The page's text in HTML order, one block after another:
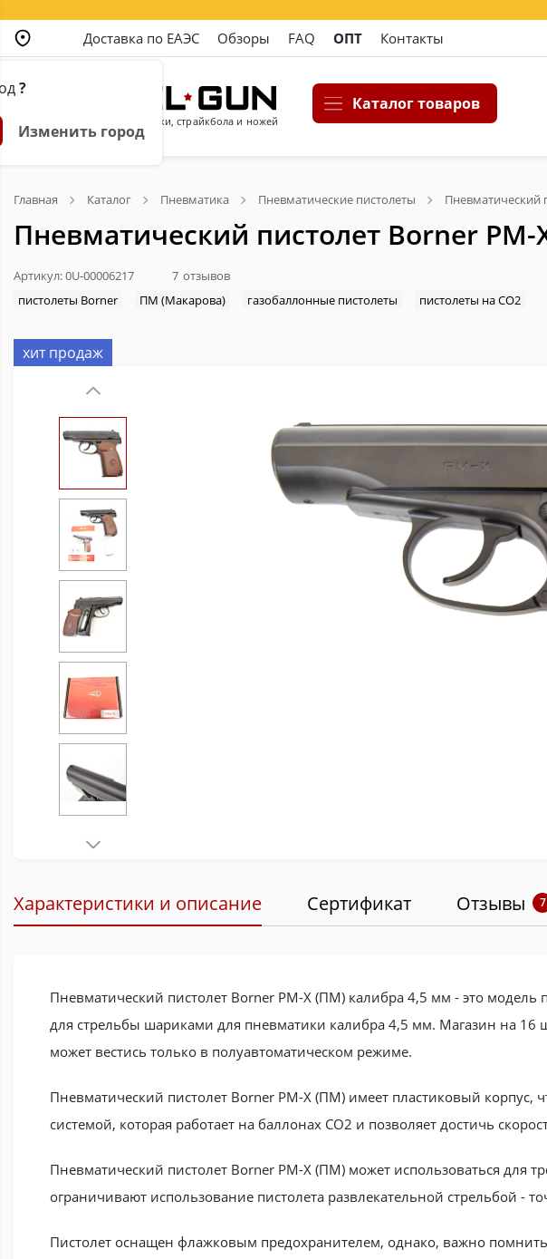
?
Изменить город
Доставка по ЕАЭС Обзоры FAQ ОПТ Контакты
Магазин пневматики, страйкбола и ножей
Каталог товаров
Главная Каталог Пневматика Пневматические пистолеты Пневматический
Пневматический пистолет Borner
Артикул: 0U-00006217 7 отзывов
пистолеты Borner
ПМ (Макарова) газобаллонные пистолеты пистолеты на CO2
хит продаж
Характеристики и описание Сертификат Отзывы 7
Пневматический пистолет Borner PM-X (ПМ) калибра 4,5 мм - это
для стрельбы шариками для пневматики калибра 4,5 мм. Магазин на 16
может вестись только в полуавтоматическом режиме.
Пневматический пистолет Borner PM-X (ПМ) имеет пластиковый
системой, которая работает на баллонах CO2 и позволяет достичь
Пневматический пистолет Borner PM-X (ПМ) может использоваться
ограничивают использование пистолета развлекательной стрельбой -
Пистолет оснащен флажковым предохранителем, однако, важно